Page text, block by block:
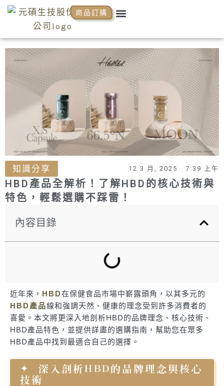
跳
要
內
容
Menu
商品訂購
知識分享 12 3 月, 2025 7:39 上午
HBD產品全解析！了解HBD的核心技術與
特色，輕鬆選購不踩雷！
內容目錄
近年來， HBD在保健食品市場中嶄露頭角，以其多元的
HBD產品線和強調天然、健康的理念受到許多消費者的
喜愛。本文將更深入地剖析HBD的品牌理念、核心技術、
HBD產品特色，並提供詳盡的選購指南，幫助您在眾多
HBD產品中找到最適合自己的選擇。
深入剖析HBD的品牌理念與核心
技術